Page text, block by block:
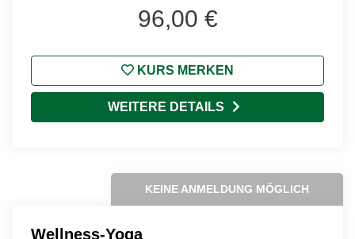
96,00 €
KURS MERKEN
WEITERE DETAILS
KEINE ANMELDUNG MÖGLICH
Wellness-Yoga